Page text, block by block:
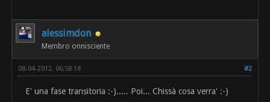
alessimdon
Membro onnisciente
#2
08-04-2012, 06:58 18
E' una fase transitoria :-)..... Poi... Chissà cosa verra' :-)